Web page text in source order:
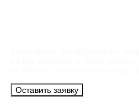
Оставить заявку